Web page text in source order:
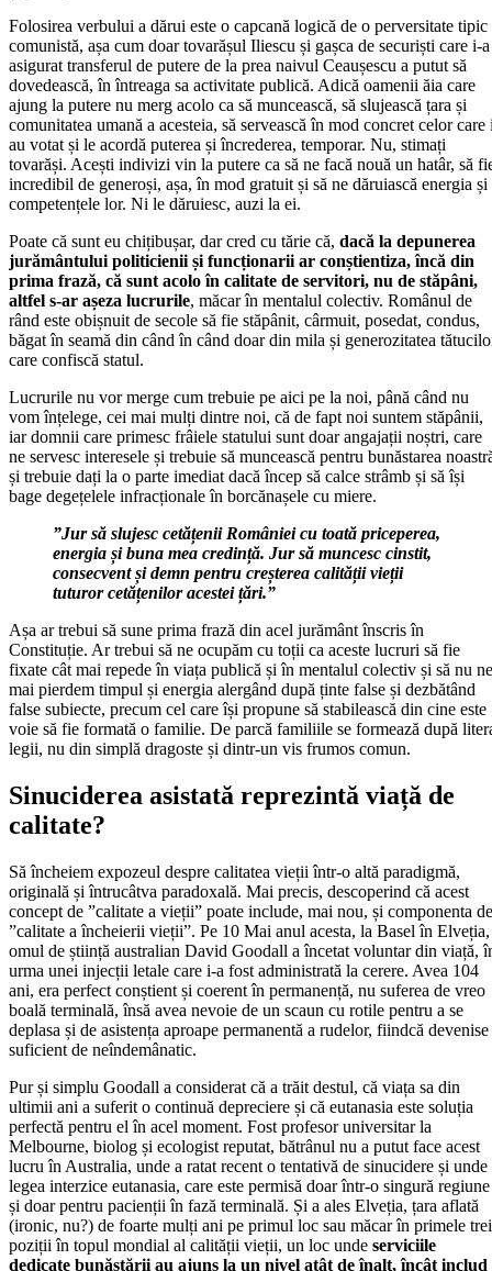
Folosirea verbului a dărui este o capcană logică de o perversitate tipic
comunistă, așa cum doar tovarășul Iliescu și gașca de securiști care i-a
asigurat transferul de putere de la prea naivul Ceaușescu a putut să
dovedească, în întreaga sa activitate publică. Adică oamenii ăia care
ajung la putere nu merg acolo ca să muncească, să slujească țara și
comunitatea umană a acesteia, să servească în mod concret celor care
au votat și le acordă puterea și încrederea, temporar. Nu, stimați
tovarăși. Acești indivizi vin la putere ca să ne facă nouă un hatâr, să
incredibil de generoși, așa, în mod gratuit și să ne dăruiască energia și
competențele lor. Ni le dăruiesc, auzi la ei.
Poate că sunt eu chițibușar, dar cred cu tărie că, dacă la depunerea
jurământului politicienii și funcționarii ar conștientiza, încă din
prima frază, că sunt acolo în calitate de servitori, nu de stăpâni,
altfel s-ar așeza lucrurile, măcar în mentalul colectiv. Românul de
rând este obișnuit de secole să fie stăpânit, cârmuit, posedat, condus,
băgat în seamă din când în când doar din mila și generozitatea
care confiscă statul.
Lucrurile nu vor merge cum trebuie pe aici pe la noi, până când nu
vom înțelege, cei mai mulți dintre noi, că de fapt noi suntem stăpânii,
iar domnii care primesc frâiele statului sunt doar angajații noștri, care
ne servesc interesele și trebuie să muncească pentru bunăstarea
și trebuie dați la o parte imediat dacă încep să calce strâmb și să își
bage degețelele infracționale în borcănașele cu miere.
”Jur să slujesc cetățenii României cu toată priceperea,
energia și buna mea credință. Jur să muncesc cinstit,
consecvent și demn pentru creșterea calității vieții
tuturor cetățenilor acestei țări.”
Așa ar trebui să sune prima frază din acel jurământ înscris în
Constituție. Ar trebui să ne ocupăm cu toții ca aceste lucruri să fie
fixate cât mai repede în viața publică și în mentalul colectiv și să nu ne
mai pierdem timpul și energia alergând după ținte false și dezbătând
false subiecte, precum cel care își propune să stabilească din cine este
voie să fie formată o familie. De parcă familiile se formează după
legii, nu din simplă dragoste și dintr-un vis frumos comun.
Sinuciderea asistată reprezintă viață de
calitate?
Să încheiem expozeul despre calitatea vieții într-o altă paradigmă,
originală și întrucâtva paradoxală. Mai precis, descoperind că acest
concept de ”calitate a vieții” poate include, mai nou, și componenta de
”calitate a încheierii vieții”. Pe 10 Mai anul acesta, la Basel în Elveția,
omul de știință australian David Goodall a încetat voluntar din viață,
urma unei injecții letale care i-a fost administrată la cerere. Avea 104
ani, era perfect conștient și coerent în permanență, nu suferea de vreo
boală terminală, însă avea nevoie de un scaun cu rotile pentru a se
deplasa și de asistența aproape permanentă a rudelor, fiindcă devenise
suficient de neîndemânatic.
Pur și simplu Goodall a considerat că a trăit destul, că viața sa din
ultimii ani a suferit o continuă depreciere și că eutanasia este soluția
perfectă pentru el în acel moment. Fost profesor universitar la
Melbourne, biolog și ecologist reputat, bătrânul nu a putut face acest
lucru în Australia, unde a ratat recent o tentativă de sinucidere și unde
legea interzice eutanasia, care este permisă doar într-o singură regiune
și doar pentru pacienții în fază terminală. Și a ales Elveția, țara aflată
(ironic, nu?) de foarte mulți ani pe primul loc sau măcar în primele trei
poziții în topul mondial al calității vieții, un loc unde serviciile
dedicate bunăstării au ajuns la un nivel atât de înalt, încât includ